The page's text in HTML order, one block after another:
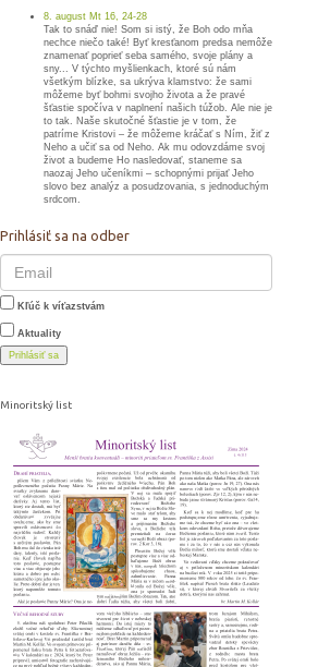
8. august Mt 16, 24-28
Tak to snáď nie! Som si istý, že Boh odo mňa
nechce niečo také! Byť kresťanom predsa nemôže
znamenať poprieť seba samého, svoje plány a
sny... V týchto myšlienkach, ktoré sú nám
všetkým blízke, sa ukrýva klamstvo: že sami
môžeme byť bohmi svojho života a že pravé
šťastie spočíva v naplnení našich túžob. Ale nie je
to tak. Naše skutočné šťastie je v tom, že
patríme Kristovi – že môžeme kráčať s Ním, žiť z
Neho a učiť sa od Neho. Ak mu odovzdáme svoj
život a budeme Ho nasledovať, staneme sa
naozaj Jeho učeníkmi – schopnými prijať Jeho
slovo bez analýz a posudzovania, s jednoduchým
srdcom.
Prihlásiť sa na odber
Kľúč k víťazstvám
Aktuality
Prihlásiť sa
Minoritský list